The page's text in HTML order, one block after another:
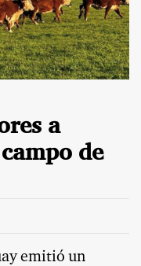
a
de
emitió un